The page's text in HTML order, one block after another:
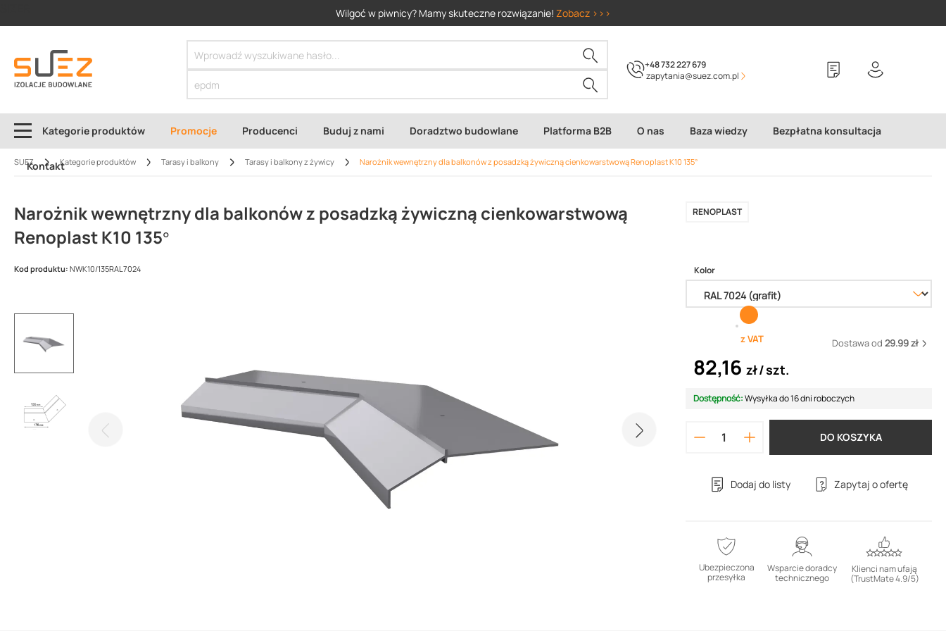
Wilgoć w piwnicy? Mamy skuteczne rozwiązanie! Zobacz >>>
+48 732 227 679
zapytania@suez.com.pl
Kategorie produktów Promocje Producenci Buduj z nami Doradztwo budowlane Platforma B2B O nas Baza wiedzy Bezpłatna konsultacja
Kontakt
SUEZ Kategorie produktów Tarasy i balkony Tarasy i balkony z żywicy Narożnik wewnętrzny dla balkonów z posadzką żywiczną cienkowarstwową Renoplast K10 135°
Narożnik wewnętrzny dla balkonów z posadzką żywiczną cienkowarstwową
Renoplast K10 135°
RENOPLAST
Kod produktu: NWK10/135RAL7024 Kolor
z VAT Dostawa od 29.99 zł
82,16 zł szt.
Dostępność:Wysyłka do 16 dni roboczych
DO KOSZYKA
Dodaj do listy Zapytaj o ofertę
Ubezpieczona
przesyłka
Wsparcie doradcy
technicznego
Klienci nam ufają
(TrustMate 4.9/5)